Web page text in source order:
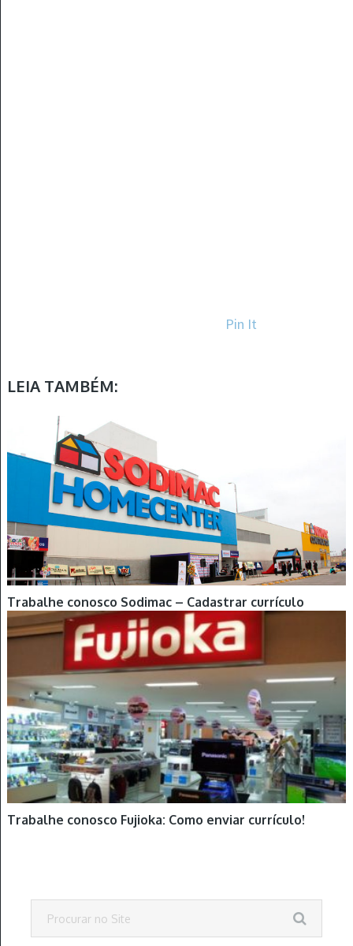
Pin It
LEIA TAMBÉM:
Trabalhe conosco Sodimac – Cadastrar currículo
Trabalhe conosco Fujioka: Como enviar currículo!